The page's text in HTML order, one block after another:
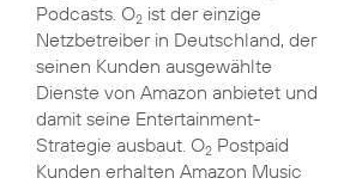
Podcasts. O2ist der einzige
Netzbetreiber in Deutschland, der
seinen Kunden ausgewählte
Dienste von Amazon anbietet und
damit seine Entertainment-
Strategie ausbaut. O2Postpaid
Kunden erhalten Amazon Music